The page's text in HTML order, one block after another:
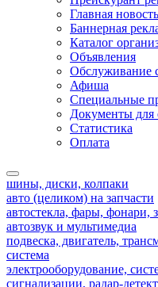
Главная новость
Баннерная
Каталог
Объявления
Обслуживание
Афиша
Специальные
Документы для
Статистика
Оплата
шины, диски, колпаки
авто (целиком) на запчасти
автостекла, фары, фонари,
автозвук и мультимедиа
подвеска, двигатель,
система
электрооборудование,
сигнализации, радар-